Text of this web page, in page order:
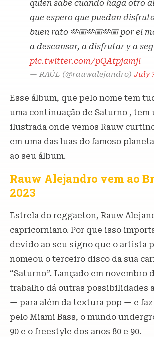
quien sabe cuando haga otro
que espero que puedan
buen rato 🫶🏼🫶🏼🫶🏼 por el
a descansar, a disfrutar y a
pic.twitter.com/pQAtpjamjl
— RAÚL (@rauwalejandro) July
Esse álbum, que pelo nome tem
uma continuação de Saturno , tem
ilustrada onde vemos Rauw
em uma das luas do famoso
ao seu álbum.
Rauw Alejandro vem ao
2023
Estrela do reggaeton, Rauw
capricorniano. Por que isso
devido ao seu signo que o artista
nomeou o terceiro disco da sua
“Saturno”. Lançado em novembro
trabalho dá outras possibilidades
— para além da textura pop — e
pelo Miami Bass, o mundo
90 e o freestyle dos anos 80 e 90.